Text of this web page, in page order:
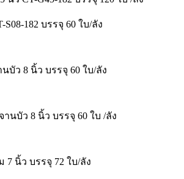
182 บรรจุ 60 ใบ/ลัง
นบัว 8 นิ้ว บรรจุ 60 ใบ/ลัง
านบัว 8 นิ้ว บรรจุ 60 ใบ /ลัง
7 นิ้ว บรรจุ 72 ใบ/ลัง